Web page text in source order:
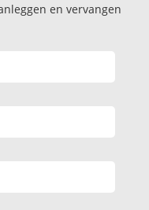
en vervangen